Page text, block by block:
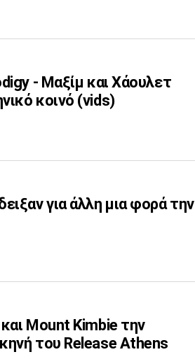
- Μαξίμ και Χάουλετ
κοινό (vids)
για άλλη μια φορά την
Mount Kimbie την
του Release Athens